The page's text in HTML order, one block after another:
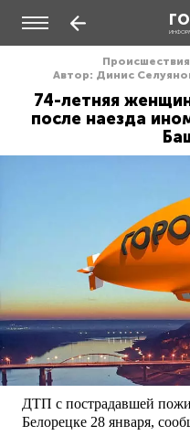
Происшествия
Автор: Динис
74-летняя
после наезда
ДТП с пострадавшей
Белорецке 28 января,